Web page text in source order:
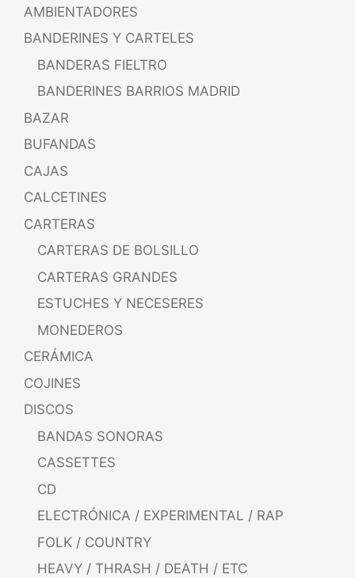
AMBIENTADORES
BANDERINES Y CARTELES
BANDERAS FIELTRO
BANDERINES BARRIOS MADRID
BAZAR
BUFANDAS
CAJAS
CALCETINES
CARTERAS
CARTERAS DE BOLSILLO
CARTERAS GRANDES
ESTUCHES Y NECESERES
MONEDEROS
CERÁMICA
COJINES
DISCOS
BANDAS SONORAS
CASSETTES
CD
ELECTRÓNICA / EXPERIMENTAL / RAP
FOLK / COUNTRY
HEAVY / THRASH / DEATH / ETC